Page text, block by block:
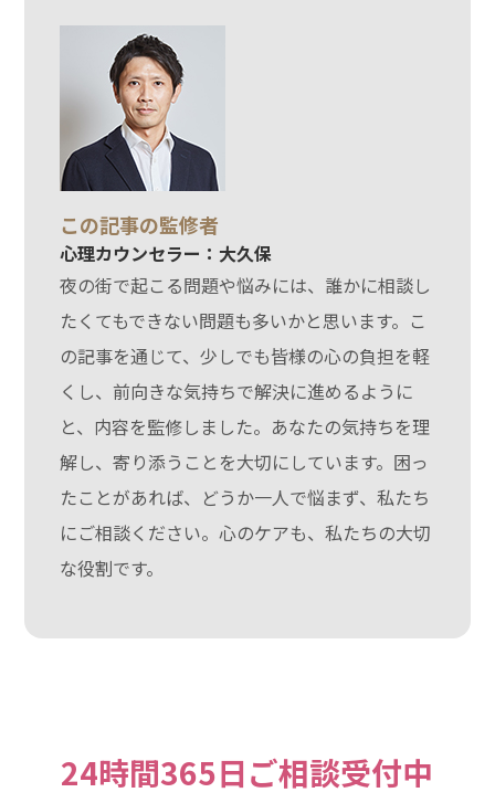
この記事の監修者
心理カウンセラー：大久保
夜の街で起こる問題や悩みには、誰かに相談し
たくてもできない問題も多いかと思います。こ
の記事を通じて、少しでも皆様の心の負担を軽
くし、前向きな気持ちで解決に進めるように
と、内容を監修しました。あなたの気持ちを理
解し、寄り添うことを大切にしています。困っ
たことがあれば、どうか一人で悩まず、私たち
にご相談ください。心のケアも、私たちの大切
な役割です。
24時間365日ご相談受付中